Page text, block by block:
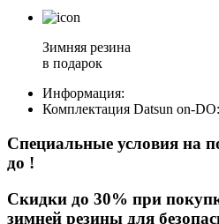
Зимняя резина
в подарок
Информация:
Комплектация Datsun on-DO:
Специальные условия на
до !
Скидки до 30% при
зимней резины для